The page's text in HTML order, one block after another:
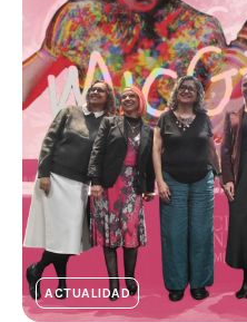
ACTUALIDAD